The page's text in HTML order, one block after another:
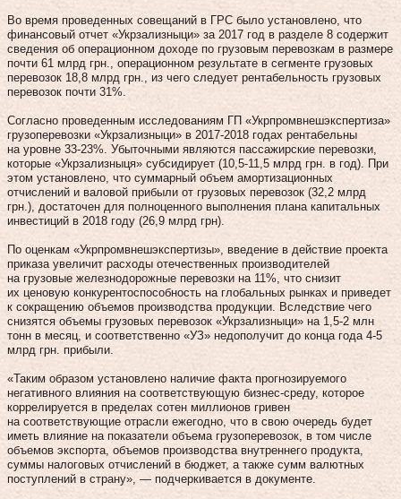
Во время проведенных совещаний в ГРС было установлено, что
финансовый отчет «Укрзализныци» за 2017 год в разделе 8 содержит
сведения об операционном доходе по грузовым перевозкам в размере
почти 61 млрд грн., операционном результате в сегменте грузовых
перевозок 18,8 млрд грн., из чего следует рентабельность грузовых
перевозок почти 31%.
Согласно проведенным исследованиям ГП «Укрпромвнешэкспертиза»
грузоперевозки «Укрзализныци» в 2017-2018 годах рентабельны
на уровне 33-23%. Убыточными являются пассажирские перевозки,
которые «Укрзализныця» субсидирует (10,5-11,5 млрд грн. в год). При
этом установлено, что суммарный объем амортизационных
отчислений и валовой прибыли от грузовых перевозок (32,2 млрд
грн.), достаточен для полноценного выполнения плана капитальных
инвестиций в 2018 году (26,9 млрд грн).
По оценкам «Укрпромвнешэкспертизы», введение в действие проекта
приказа увеличит расходы отечественных производителей
на грузовые железнодорожные перевозки на 11%, что снизит
их ценовую конкурентоспособность на глобальных рынках и приведет
к сокращению объемов производства продукции. Вследствие чего
снизятся объемы грузовых перевозок «Укрзализныци» на 1,5-2 млн
тонн в месяц, и соответственно «УЗ» недополучит до конца года 4-5
млрд грн. прибыли.
«Таким образом установлено наличие факта прогнозируемого
негативного влияния на соответствующую бизнес-среду, которое
коррелируется в пределах сотен миллионов гривен
на соответствующие отрасли ежегодно, что в свою очередь будет
иметь влияние на показатели объема грузоперевозок, в том числе
объемов экспорта, объемов производства внутреннего продукта,
суммы налоговых отчислений в бюджет, а также сумм валютных
поступлений в страну», — подчеркивается в документе.